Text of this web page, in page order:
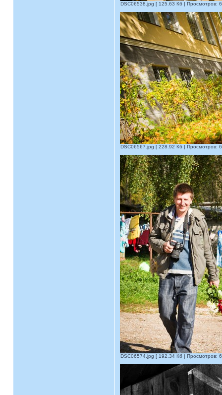
DSC06538.jpg [ 125.63 Кб | Просмотров:
DSC06567.jpg [ 228.92 Кб | Просмотров:
DSC06574.jpg [ 192.34 Кб | Просмотров: